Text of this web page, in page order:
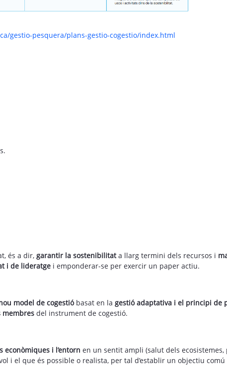
gestio-pesquera/plans-gestio-cogestio/index.html
és a dir, garantir la sostenibilitata llarg termini dels recursos i
i de lideratge i emponderar-se per exercir un paper actiu.
model de cogestióbasat en la gestió adaptativa i el principi de
membres del instrument de cogestió.
econòmiques i l’entorn en un sentit ampli (salut dels
i el que és possible o realista, per tal d’establir un objectiu